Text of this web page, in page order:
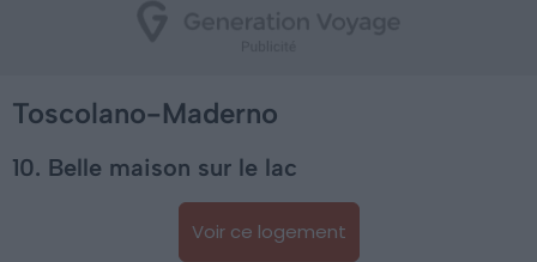
Toscolano-Maderno
10. Belle maison sur le lac
Voir ce logement